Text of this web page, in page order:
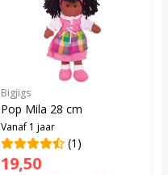
Bigjigs
Pop Mila 28 cm
Vanaf 1 jaar
(1)
19,50